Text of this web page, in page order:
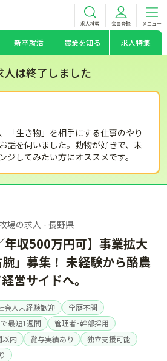
求人検索 会員登録 メニュー
新卒就活 農業を知る 求人特集
人は終了しました
「生き物」を相手にする仕事のやり
話を伺いました。動物が好きで、未
ジしてみたい方にオススメです。
場の求人 - 長野県
年収500万円可】事業拡大
」募集！ 未経験から酪農
営サイドへ。
会人未経験歓迎
学歴不問
最短1週間
管理者･幹部採用
以内 賞与実績あり
独立支援可能